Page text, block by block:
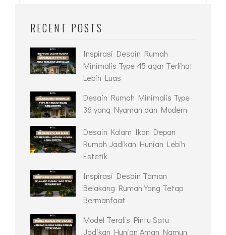
RECENT POSTS
Inspirasi Desain Rumah
Minimalis Type 45 agar Terlihat
Lebih Luas
Desain Rumah Minimalis Type
36 yang Nyaman dan Modern
Desain Kolam Ikan Depan
Rumah Jadikan Hunian Lebih
Estetik
Inspirasi Desain Taman
Belakang Rumah Yang Tetap
Bermanfaat
Model Teralis Pintu Satu
Jadikan Hunian Aman Namun